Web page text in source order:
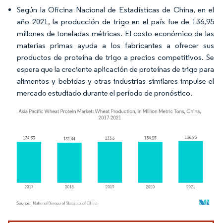
Según la Oficina Nacional de Estadísticas de China, en el
año 2021, la producción de trigo en el país fue de 136,95
millones de toneladas métricas. El costo económico de las
materias primas ayuda a los fabricantes a ofrecer sus
productos de proteína de trigo a precios competitivos. Se
espera que la creciente aplicación de proteínas de trigo para
alimentos y bebidas y otras industrias similares impulse el
mercado estudiado durante el período de pronóstico.